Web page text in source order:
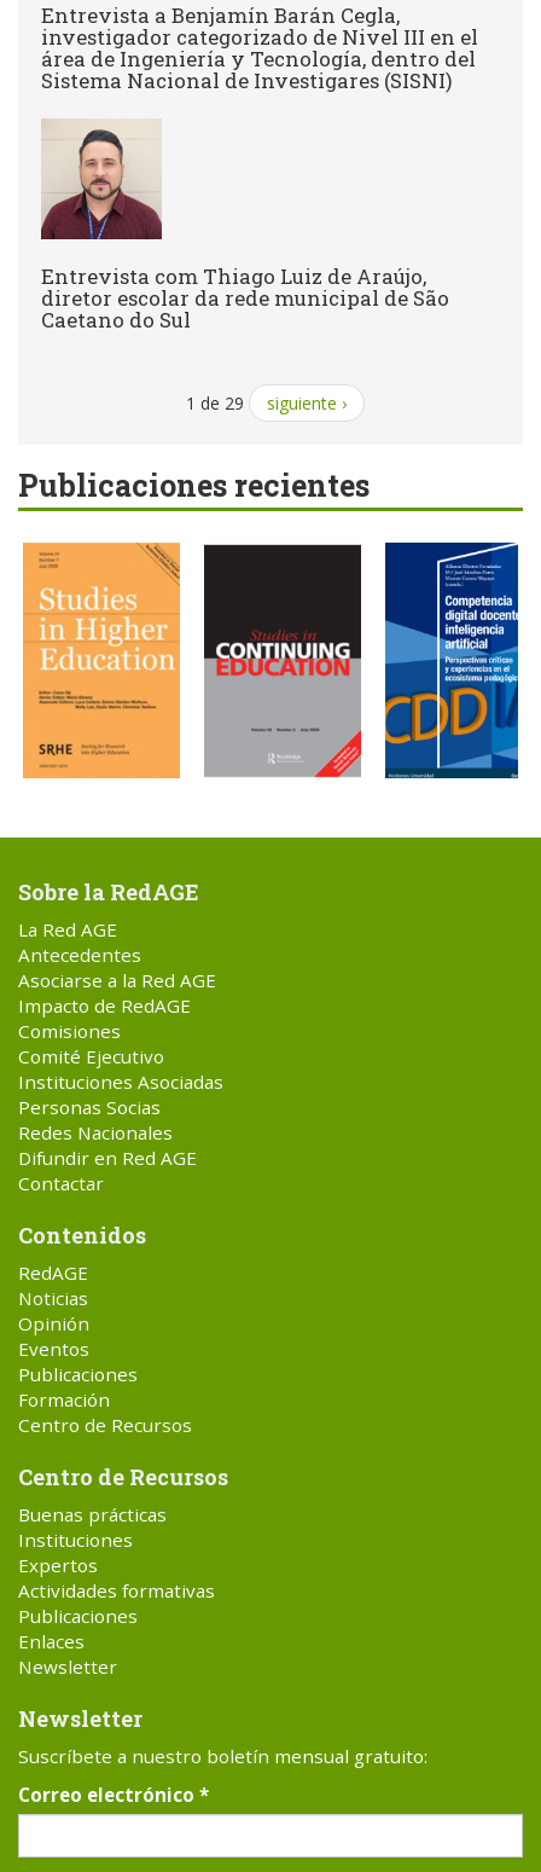
Entrevista a Benjamín Barán Cegla,
investigador categorizado de Nivel III en el
área de Ingeniería y Tecnología, dentro del
Sistema Nacional de Investigares (SISNI)
Entrevista com Thiago Luiz de Araújo,
diretor escolar da rede municipal de São
Caetano do Sul
1 de 29 siguiente ›
Publicaciones recientes
Sobre la RedAGE
La Red AGE
Antecedentes
Asociarse a la Red AGE
Impacto de RedAGE
Comisiones
Comité Ejecutivo
Instituciones Asociadas
Personas Socias
Redes Nacionales
Difundir en Red AGE
Contactar
Contenidos
RedAGE
Noticias
Opinión
Eventos
Publicaciones
Formación
Centro de Recursos
Centro de Recursos
Buenas prácticas
Instituciones
Expertos
Actividades formativas
Publicaciones
Enlaces
Newsletter
Newsletter
Suscríbete a nuestro boletín mensual gratuito:
Correo electrónico *